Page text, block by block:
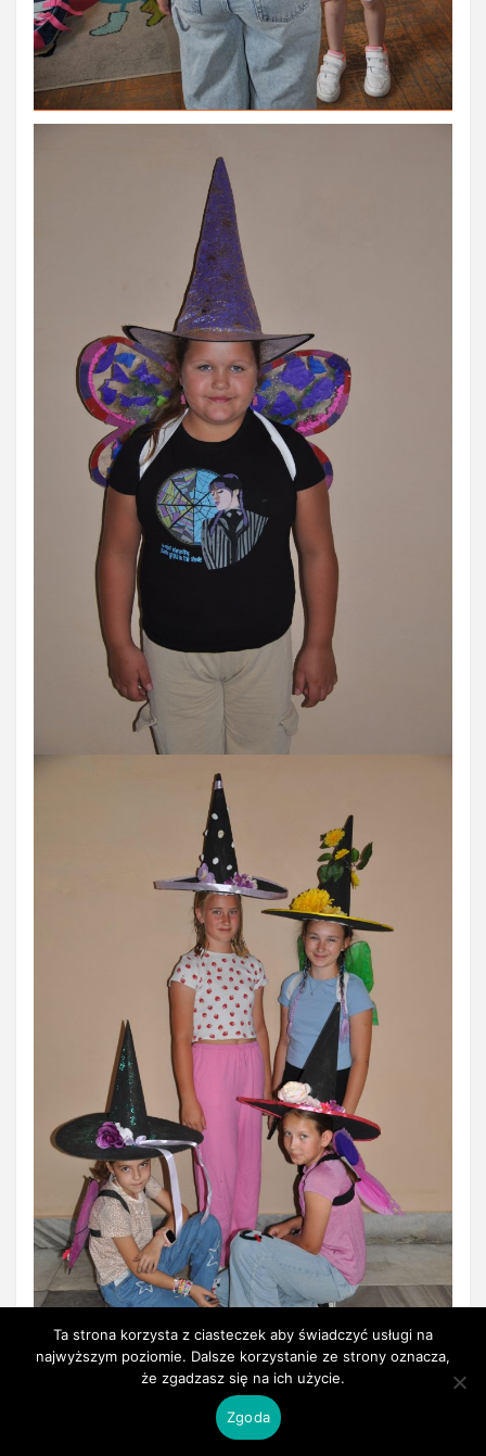
Ta strona korzysta z ciasteczek aby świadczyć usługi na
najwyższym poziomie. Dalsze korzystanie ze strony oznacza,
że zgadzasz się na ich użycie.
Zgoda